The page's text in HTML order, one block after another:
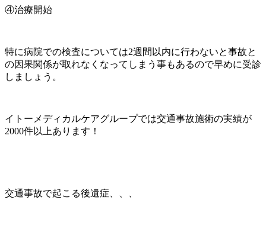
④治療開始
特に病院での検査については2週間以内に行わないと事故と
の因果関係が取れなくなってしまう事もあるので早めに受診
しましょう。
イトーメディカルケアグループでは交通事故施術の実績が
2000件以上あります！
交通事故で起こる後遺症、、、